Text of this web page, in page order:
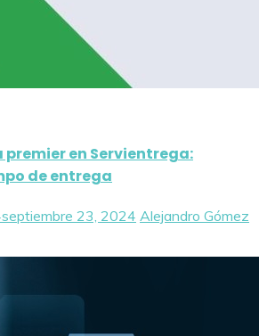
premier en Servientrega:
de entrega
septiembre 23, 2024 Alejandro Gómez